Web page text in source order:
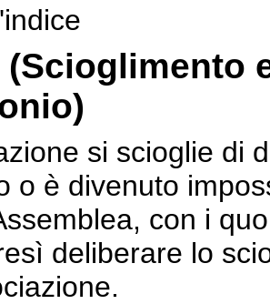
(Scioglimento
si scioglie di
o è divenuto
con i
deliberare lo